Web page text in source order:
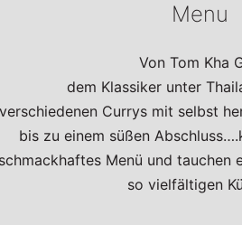
Menu
Von Tom Kha
dem Klassiker unter
verschiedenen Currys mit selbst
bis zu einem süßen
schmackhaftes Menü und tauchen
so vielfältigen